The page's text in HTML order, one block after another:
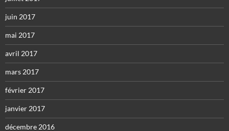
juin 2017
mai 2017
avril 2017
mars 2017
février 2017
janvier 2017
décembre 2016